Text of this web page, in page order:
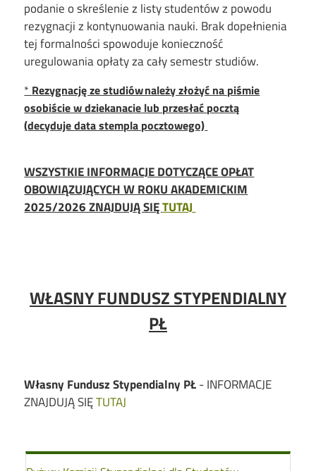
podanie o skreślenie z listy studentów z powodu
rezygnacji z kontynuowania nauki. Brak dopełnienia
tej formalności spowoduje konieczność
uregulowania opłaty za cały semestr studiów.
* Rezygnację ze studiów należy złożyć na piśmie
osobiście w dziekanacie lub przesłać pocztą
(decydujedata stempla pocztowego)
WSZYSTKIE INFORMACJE DOTYCZĄCE OPŁAT
OBOWIĄZUJĄCYCH W ROKU AKADEMICKIM
2025/2026 ZNAJDUJĄ SIĘTUTAJ
WŁASNY FUNDUSZ STYPENDIALNY
PŁ
Własny Fundusz Stypendialny PŁ- INFORMACJE
ZNAJDUJĄ SIĘTUTAJ